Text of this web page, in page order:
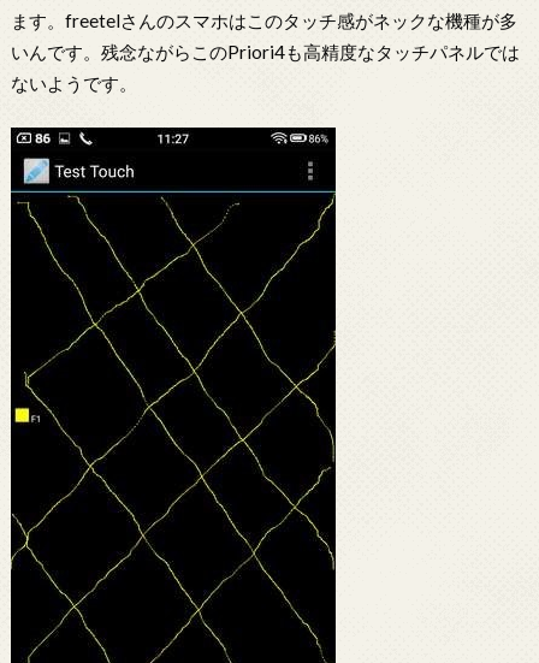
ます。freetelさんのスマホはこのタッチ感がネックな機種が多
いんです。残念ながらこのPriori4も高精度なタッチパネルでは
ないようです。